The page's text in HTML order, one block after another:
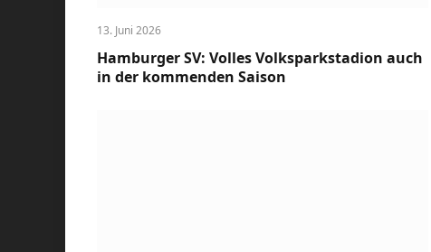
13. Juni 2026
Hamburger SV: Volles Volksparkstadion auch
in der kommenden Saison